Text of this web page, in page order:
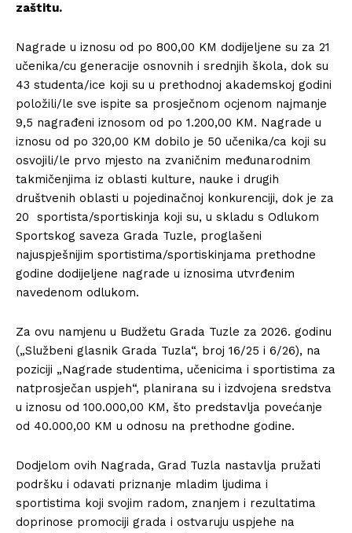
zaštitu.
Nagrade u iznosu od po 800,00 KM dodijeljene su za 21
učenika/cu generacije osnovnih i srednjih škola, dok su
43 studenta/ice koji su u prethodnoj akademskoj godini
položili/le sve ispite sa prosječnom ocjenom najmanje
9,5 nagrađeni iznosom od po 1.200,00 KM. Nagrade u
iznosu od po 320,00 KM dobilo je 50 učenika/ca koji su
osvojili/le prvo mjesto na zvaničnim međunarodnim
takmičenjima iz oblasti kulture, nauke i drugih
društvenih oblasti u pojedinačnoj konkurenciji, dok je za
20 sportista/sportiskinja koji su, u skladu s Odlukom
Sportskog saveza Grada Tuzle, proglašeni
najuspješnijim sportistima/sportiskinjama prethodne
godine dodijeljene nagrade u iznosima utvrđenim
navedenom odlukom.
Za ovu namjenu u Budžetu Grada Tuzle za 2026. godinu
(„Službeni glasnik Grada Tuzla“, broj 16/25 i 6/26), na
poziciji „Nagrade studentima, učenicima i sportistima za
natprosječan uspjeh“, planirana su i izdvojena sredstva
u iznosu od 100.000,00 KM, što predstavlja povećanje
od 40.000,00 KM u odnosu na prethodne godine.
Dodjelom ovih Nagrada, Grad Tuzla nastavlja pružati
podršku i odavati priznanje mladim ljudima i
sportistima koji svojim radom, znanjem i rezultatima
doprinose promociji grada i ostvaruju uspjehe na